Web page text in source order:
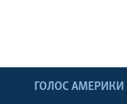
ГОЛОС АМЕРИКИ